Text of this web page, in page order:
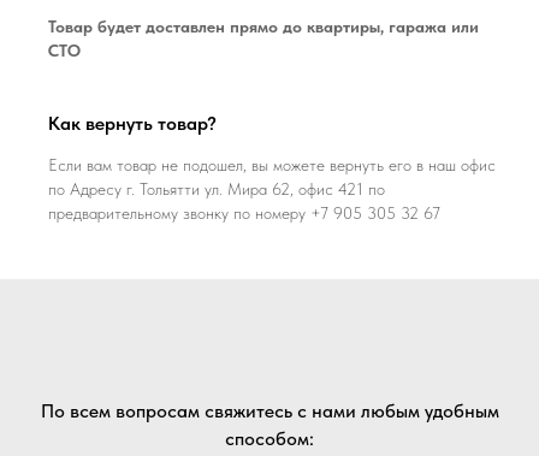
Товар будет доставлен прямо до квартиры, гаража или
СТО
Как вернуть товар?
Если вам товар не подошел, вы можете вернуть его в наш офис
по Адресу г. Тольятти ул. Мира 62, офис 421 по
предварительному звонку по номеру +7 905 305 32 67
По всем вопросам свяжитесь с нами любым удобным
способом: